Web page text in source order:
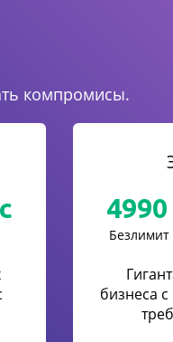
компромисы.
4990
Безлимит
бизнеса